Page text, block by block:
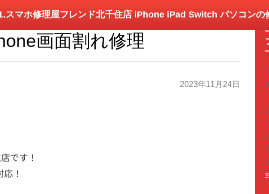
スマホ修理屋フレンド北千住店 iPhone iPad Switch パソコンの
画面割れ修理
2023年11月24日
です！
！
3